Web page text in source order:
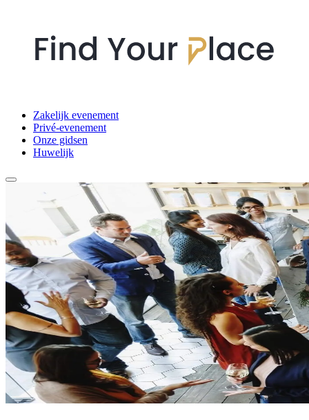
Zakelijk evenement
Privé-evenement
Onze gidsen
Huwelijk